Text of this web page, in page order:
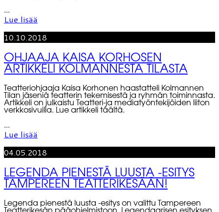
...
Lue lisää
10.10.2018
OHJAAJA KAISA KORHOSEN
ARTIKKELI KOLMANNESTA TILASTA
Teatteriohjaaja Kaisa Korhonen haastatteli Kolmannen
Tilan jäseniä teatterin tekemisestä ja ryhmän toiminnasta.
Artikkeli on julkaistu Teatteri-ja mediatyöntekijöiden liiton
verkkosivuilla. Lue artikkeli täältä.
...
Lue lisää
04.05.2018
LEGENDA PIENESTÄ LUUSTA -ESITYS
TAMPEREEN TEATTERIKESÄÄN!
Legenda pienestä luusta -esitys on valittu Tampereen